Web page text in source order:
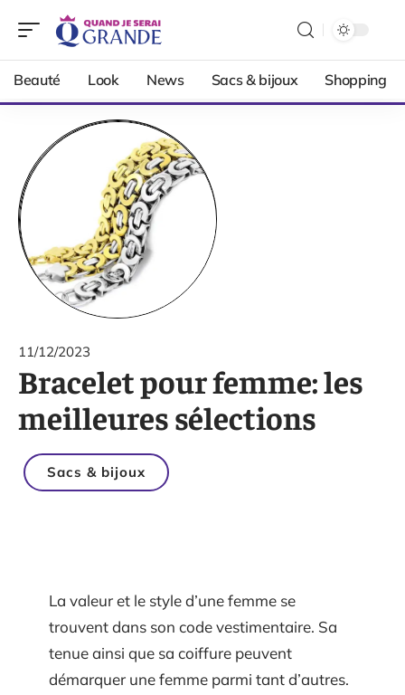
Beauté Look News Sacs & bijoux Shopping
11/12/2023
Bracelet pour femme: les
meilleures sélections
Sacs & bijoux
La valeur et le style d’une femme se
trouvent dans son code vestimentaire. Sa
tenue ainsi que sa coiffure peuvent
démarquer une femme parmi tant d’autres.